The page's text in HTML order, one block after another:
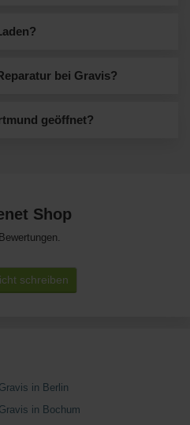
bei Gravis?
geöffnet?
Shop
schreiben
Gravis in Berlin
Gravis in Bochum